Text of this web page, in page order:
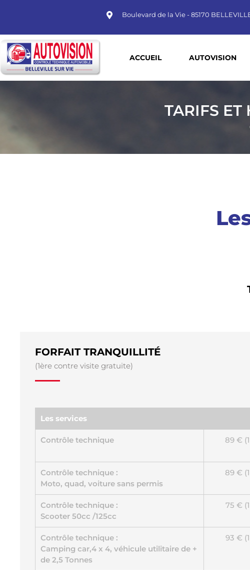
Boulevard de la Vie - 85170
ACCUEIL AUTOVISION
TARIFS ET
FORFAIT TRANQUILLITÉ
(1ère contre visite gratuite)
Les services
Contrôle technique
89 €
Contrôle technique :
Moto, quad, voiture sans permis
89 €
Contrôle technique :
Scooter 50cc /125cc
75 €
Contrôle technique :
Camping car,4 x 4, véhicule utilitaire de +
de 2,5 Tonnes
93 €